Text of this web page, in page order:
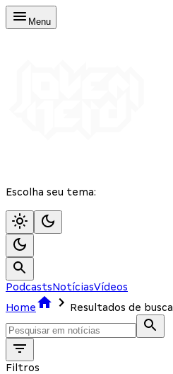
Menu
Escolha seu tema:
PodcastsNotíciasVídeos
Home
Resultados de busca
Filtros